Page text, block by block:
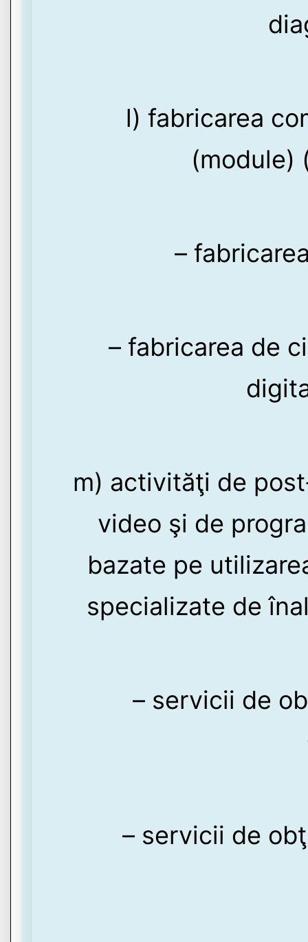
l) fabricarea
(module)
–
– fabricarea de
m) activităţi de
video şi de
bazate pe
specializate de
– servicii de
– servicii de